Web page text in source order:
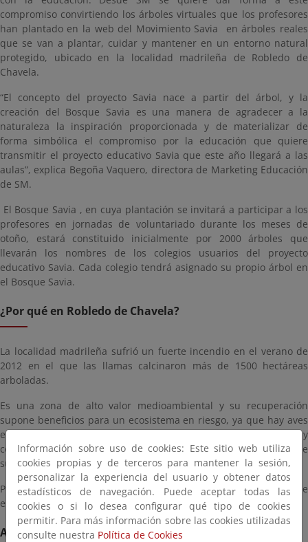
compromiso convirtiendo los árboles virtuales que los profesores
han plantado en la web del Movimiento Savia en árboles reales
que se van a plantar, cuidar y mantener en un entorno natural
protegido, ubicado en la localidad madrileña de Robledo de
Chavela.
“El concepto del proyecto Savia nace a partir del árbol, y la
creación del Bosque Savia es una manera de agradecer a la
naturaleza la inspiración proporcionada y de materializar de
forma simbólica el compromiso por la educación que quiere
transmitir el proyecto educativo Savia que este año llegará a las
aulas”, explica Begoña Vaquero, directora de Marketing Educación
de SM.
El Bosque Savia , en cuya plantación se invitará a participar a los
profesores en jornadas de voluntariado durante los meses de
otoño, estará constituido inicialmente por 2000 árboles que
llevarán los nombres de los colegios usuarios del proyecto
educativo Savia. Cada colegio tendrá asignado su propio árbol en
el Bosque Savia.
¿Por qué en Robledo de Chavela?
La localidad madrileña sufrió un fuerte incendio en el verano de
2012 en el que las llamas calcinaron más de 1500 hectáreas
arboladas.
Es una zona de alto valor medioambiental y su recuperación
supone beneficios para un ecosistema en riesgo, ya que hay aves
en peligro de extinción. Además, existe un alto nivel de interés y
compromiso del ayuntamiento por recuperar la zona, lo que
supone una garantía de que el bosque prospere.
Por otra parte, y con el objetivo de vigilar su evolución, el bosque
está cerca de la sede de SM, ubicada en Boadilla del Monte.
Ardilla Connecting Life
Información sobre uso de cookies: Este sitio web utiliza
cookies propias y de terceros para mantener la sesión,
personalizar la experiencia del usuario y obtener datos
estadísticos de navegación. Puede aceptar todas las
cookies o si lo desea configurar qué tipo de cookies
permitir. Para más información sobre las cookies utilizadas
consulte nuestra Política de Cookies